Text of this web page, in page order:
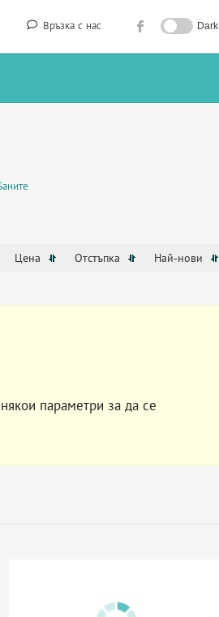
Връзка с нас Dark
Цена Отстъпка Най-нови
параметри за да се